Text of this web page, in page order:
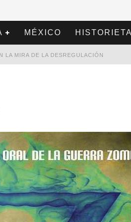
MÉXICO HISTORIETA
LA MIRA DE LA DESREGULACIÓN
CORREA | LA NIEVE